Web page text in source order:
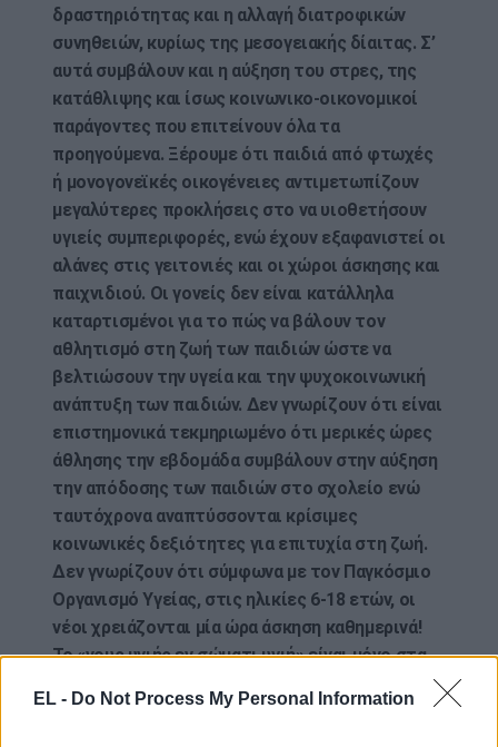
EL - Do Not Process My Personal Information
δραστηριότητας και η αλλαγή διατροφικών
συνηθειών, κυρίως της μεσογειακής δίαιτας. Σ’
αυτά συμβάλουν και η αύξηση του στρες, της
κατάθλιψης και ίσως κοινωνικο-οικονομικοί
παράγοντες που επιτείνουν όλα τα
προηγούμενα. Ξέρουμε ότι παιδιά από φτωχές
ή μονογονεϊκές οικογένειες αντιμετωπίζουν
μεγαλύτερες προκλήσεις στο να υιοθετήσουν
υγιείς συμπεριφορές, ενώ έχουν εξαφανιστεί οι
αλάνες στις γειτονιές και οι χώροι άσκησης και
παιχνιδιού. Οι γονείς δεν είναι κατάλληλα
καταρτισμένοι για το πώς να βάλουν τον
αθλητισμό στη ζωή των παιδιών ώστε να
βελτιώσουν την υγεία και την ψυχοκοινωνική
ανάπτυξη των παιδιών. Δεν γνωρίζουν ότι είναι
επιστημονικά τεκμηριωμένο ότι μερικές ώρες
άθλησης την εβδομάδα συμβάλουν στην αύξηση
την απόδοσης των παιδιών στο σχολείο ενώ
ταυτόχρονα αναπτύσσονται κρίσιμες
κοινωνικές δεξιότητες για επιτυχία στη ζωή.
Δεν γνωρίζουν ότι σύμφωνα με τον Παγκόσμιο
Οργανισμό Υγείας, στις ηλικίες 6-18 ετών, οι
νέοι χρειάζονται μία ώρα άσκηση καθημερινά!
Το «νους υγιής εν σώματι υγιή» είναι μόνο στα
γέννησε την αθλητική εκπαίδευση σήμερα έχει